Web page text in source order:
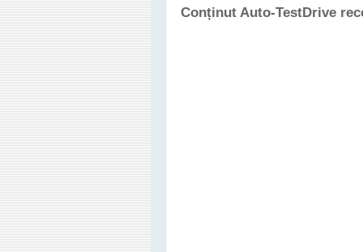
Conținut Auto-TestDrive